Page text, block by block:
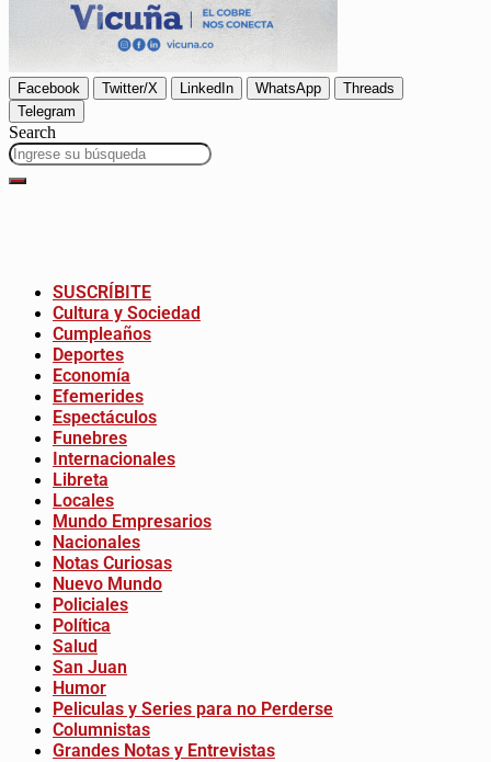
Facebook Twitter/X LinkedIn WhatsApp
Threads
Telegram
Search
SUSCRÍBITE
Cultura y Sociedad
Cumpleaños
Deportes
Economía
Efemerides
Espectáculos
Funebres
Internacionales
Libreta
Locales
Mundo Empresarios
Nacionales
Notas Curiosas
Nuevo Mundo
Policiales
Política
Salud
San Juan
Humor
Peliculas y Series para no Perderse
Columnistas
Grandes Notas y Entrevistas